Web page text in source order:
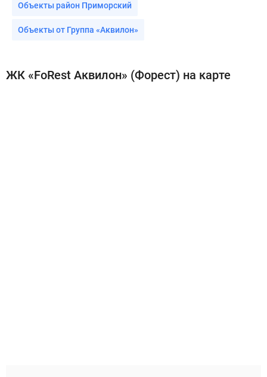
Объекты район Приморский
Объекты от Группа «Аквилон»
ЖК «FoRest Аквилон» (Форест) на карте